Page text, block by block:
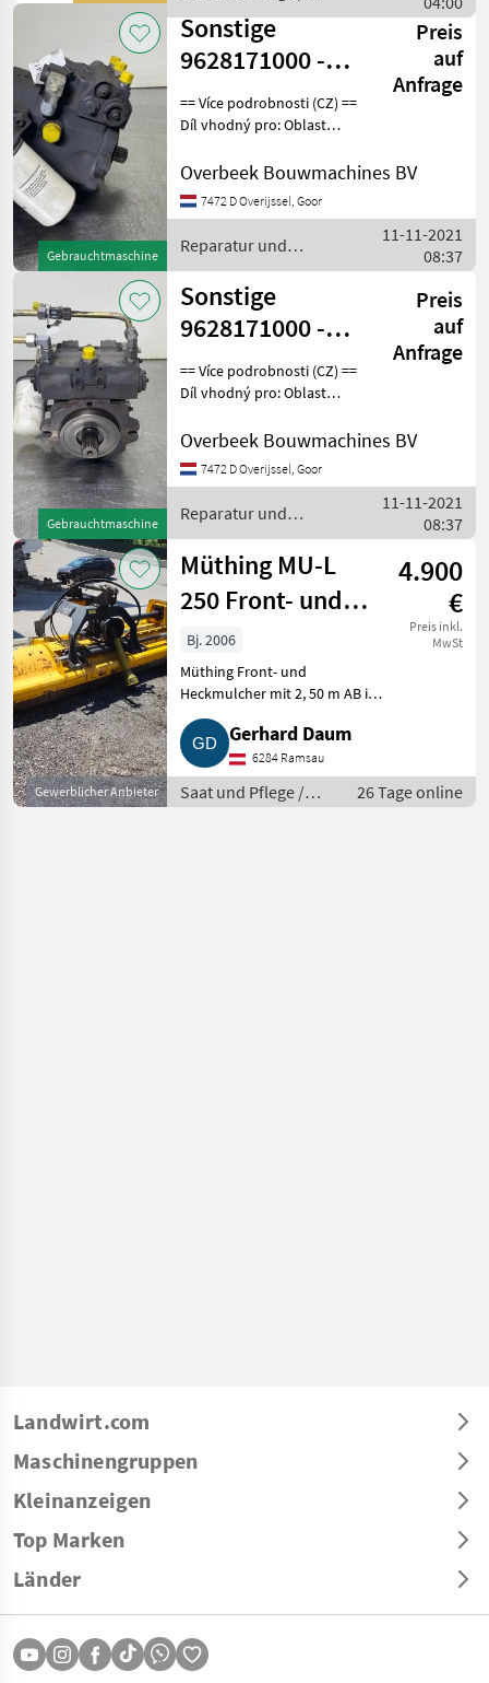
Seitenverschiebung: MU-L
180 -
Müthing
Gebrauchtmaschine
Sonstige
9628171000 -
Linde HPV55-02L
2501 - Drive
Preis
auf
Anfrage
== Více podrobnosti (CZ) ==
Díl vhodný pro: Oblast
DPH/marže: Odpočet DPH
číslo: H2X262C01832 ==
Overbeek Bouwmachines BV
7472 D Overijssel, Goor
Reparatur und
Ersatzteile / Sonstige
11-11-2021
08:37
Gebrauchtmaschine
Sonstige
9628171000 -
Linde HPV55-02L
2501 - Drive
Preis
auf
Anfrage
== Více podrobnosti (CZ) ==
Díl vhodný pro: Oblast
DPH/marže: Odpočet DPH
číslo: H2X262C02116 ==
Overbeek Bouwmachines BV
7472 D Overijssel, Goor
Reparatur und
Ersatzteile / Sonstige
11-11-2021
08:37
Gewerblicher Anbieter
Müthing MU-L
250 Front- und
Heckmulcher
4.900
€
Preis inkl.
MwSt
Bj. 2006
Müthing Front- und
Heckmulcher mit 2, 50 m AB in
einem super Zustand zu
verkaufen. Bei Interesse einfach
melden. Saat und Pflege
Mulchgeräte
Gerhard Daum
6284 Ramsau
Saat und Pflege /
Mulchgeräte
26 Tage online
Landwirt.com
Maschinengruppen
Kleinanzeigen
Top Marken
Länder